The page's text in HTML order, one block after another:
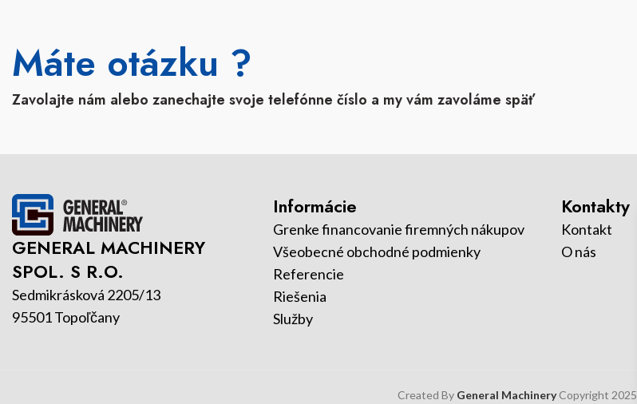
Máte otázku ?
Zavolajte nám alebo zanechajte svoje telefónne číslo a my vám zavoláme späť
GENERAL MACHINERY
SPOL. S R.O.
Sedmikrásková 2205/13
95501 Topoľčany
Informácie
Grenke financovanie firemných nákupov
Všeobecné obchodné podmienky
Referencie
Riešenia
Služby
Kontakty
Kontakt
O nás
Created By General MachineryCopyright 2025